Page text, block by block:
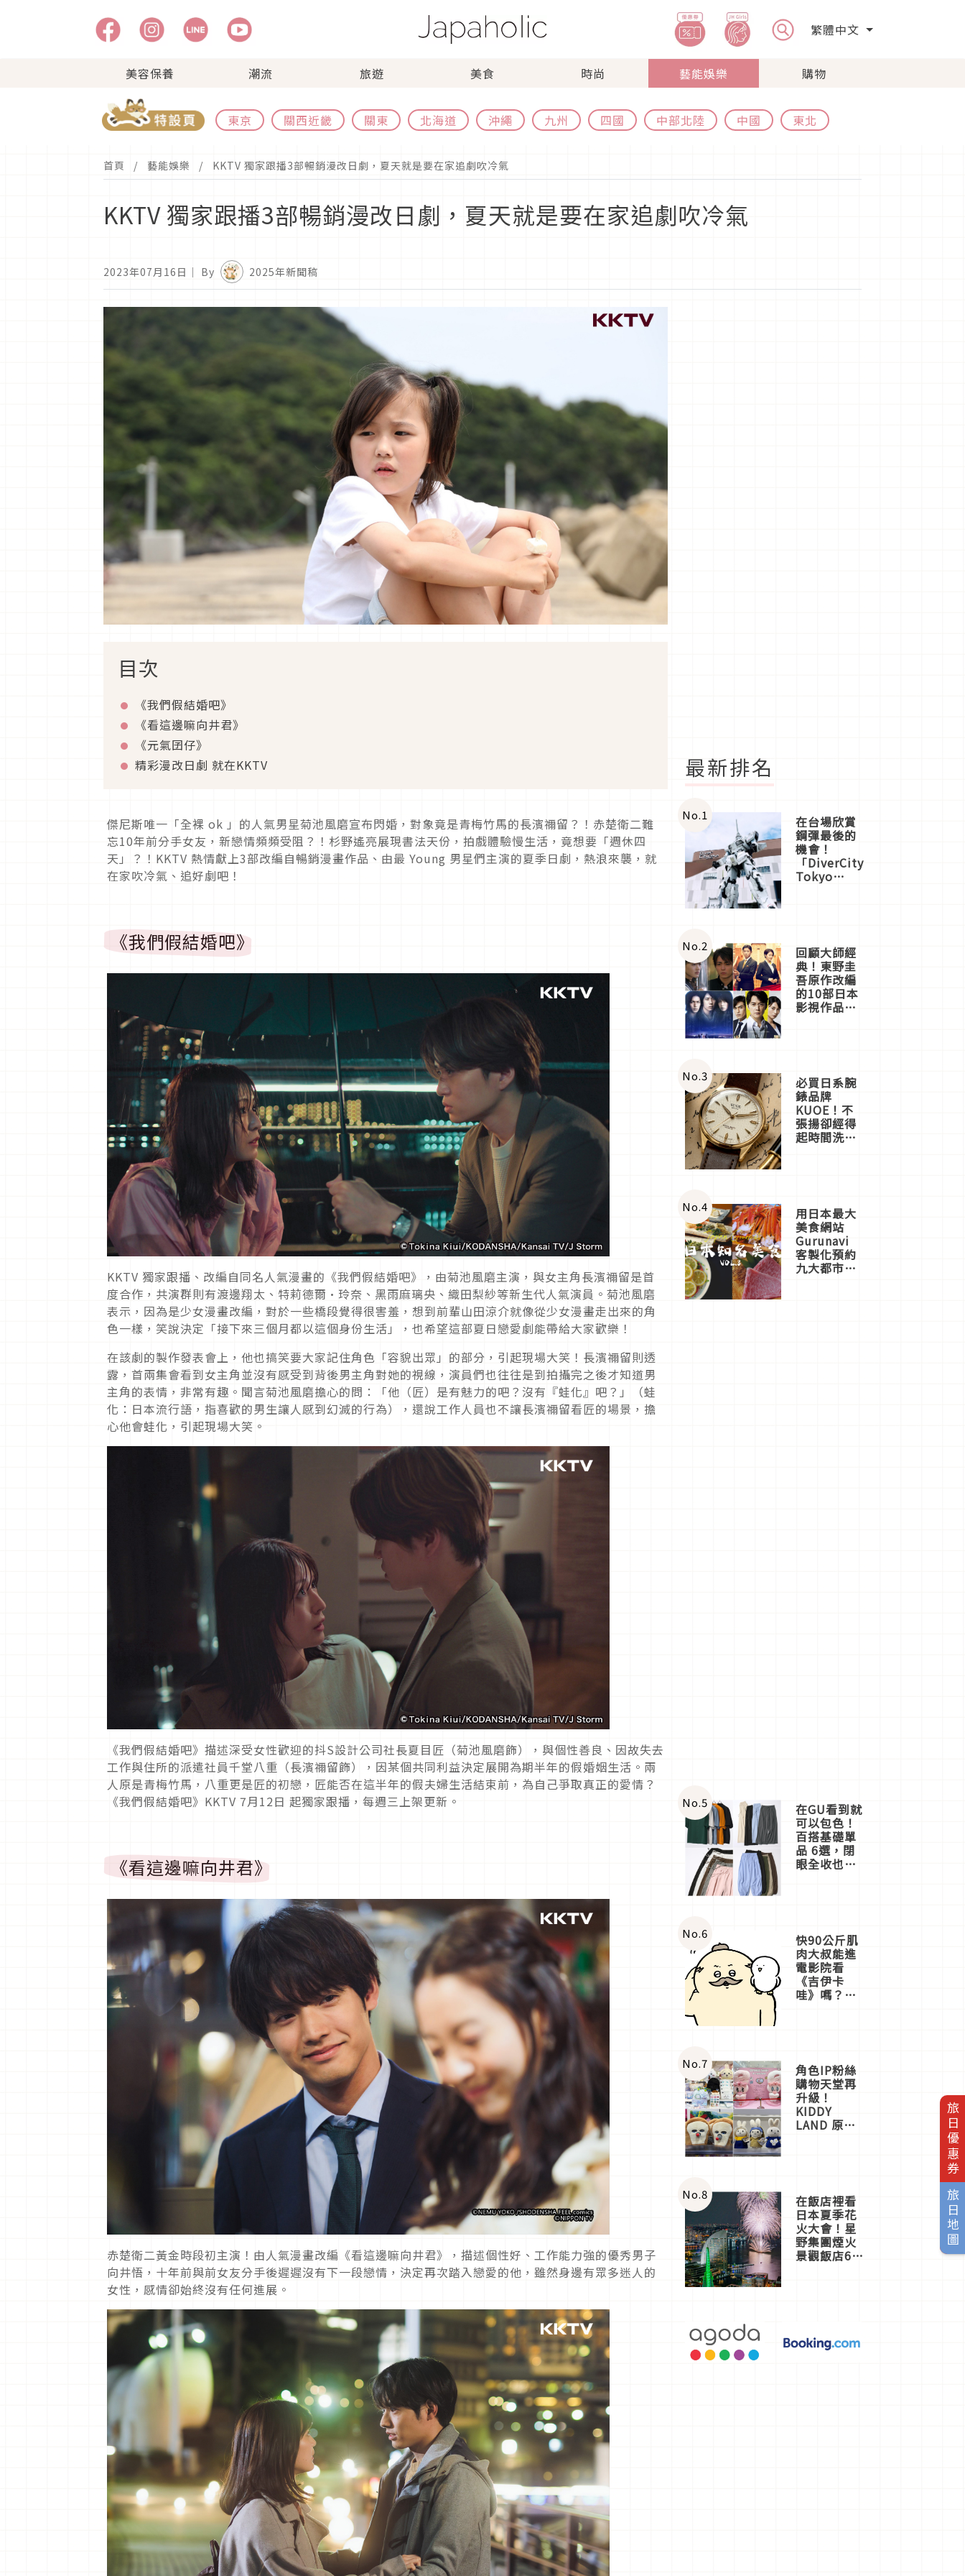
繁體中文
美容保養 潮流 旅遊 美食 時尚 藝能娛樂 購物
東京 關西近畿 關東 北海道 沖繩 九州 四國 中部北陸 中國 東北
旅日優惠券
旅日地圖
首頁 藝能娛樂 KKTV 獨家跟播3部暢銷漫改日劇，夏天就是要在家追劇吹冷氣
KKTV 獨家跟播3部暢銷漫改日劇，夏天就是要在家追劇吹冷氣
2023年07月16日 ｜ By 2025年新聞稿
目次
《我們假結婚吧》
《看這邊嘛向井君》
《元氣囝仔》
精彩漫改日劇 就在KKTV
傑尼斯唯一「全裸 ok 」的人氣男星菊池風磨宣布閃婚，對象竟是青梅竹馬的長濱禰留？！赤楚衛二難
忘10年前分手女友，新戀情頻頻受阻？！杉野遙亮展現書法天份，拍戲體驗慢生活，竟想要「週休四
天」？！KKTV 熱情獻上3部改編自暢銷漫畫作品、由最 Young 男星們主演的夏季日劇，熱浪來襲，就
在家吹冷氣、追好劇吧！
《我們假結婚吧》
KKTV 獨家跟播、改編自同名人氣漫畫的《我們假結婚吧》，由菊池風磨主演，與女主角長濱禰留是首
度合作，共演群則有渡邊翔太、特莉德爾·玲奈、黑雨麻璃央、織田梨紗等新生代人氣演員。菊池風磨
表示，因為是少女漫畫改編，對於一些橋段覺得很害羞，想到前輩山田涼介就像從少女漫畫走出來的角
色一樣，笑說決定「接下來三個月都以這個身份生活」，也希望這部夏日戀愛劇能帶給大家歡樂！
在該劇的製作發表會上，他也搞笑要大家記住角色「容貌出眾」的部分，引起現場大笑！長濱禰留則透
露，首兩集會看到女主角並沒有感受到背後男主角對她的視線，演員們也往往是到拍攝完之後才知道男
主角的表情，非常有趣。聞言菊池風磨擔心的問：「他（匠）是有魅力的吧？沒有『蛙化』吧？」（蛙
化：日本流行語，指喜歡的男生讓人感到幻滅的行為），還說工作人員也不讓長濱禰留看匠的場景，擔
心他會蛙化，引起現場大笑。
《我們假結婚吧》描述深受女性歡迎的抖S設計公司社長夏目匠（菊池風磨飾），與個性善良、因故失去
工作與住所的派遣社員千堂八重（長濱禰留飾），因某個共同利益決定展開為期半年的假婚姻生活。兩
人原是青梅竹馬，八重更是匠的初戀，匠能否在這半年的假夫婦生活結束前，為自己爭取真正的愛情？
《我們假結婚吧》KKTV 7月12日 起獨家跟播，每週三上架更新。
《看這邊嘛向井君》
赤楚衛二黃金時段初主演！由人氣漫畫改編《看這邊嘛向井君》，描述個性好、工作能力強的優秀男子
向井悟，十年前與前女友分手後遲遲沒有下一段戀情，決定再次踏入戀愛的他，雖然身邊有眾多迷人的
女性，感情卻始終沒有任何進展。
最新排名
No.1 在台場欣賞
鋼彈最後的
機會！
「DiverCity
Tokyo
體驗
No.2 回顧大師經
典！東野圭
吾原作改編
的10部日本
影視作品推
No.3 必買日系腕
錶品牌
KUOE！不
張揚卻經得
起時間洗鍊
No.4 用日本最大
美食網站
Gurunavi
客製化預約
九大都市餐
No.5 在GU看到就
可以包色！
百搭基礎單
品 6選，閉
眼全收也不
No.6 快90公斤肌
肉大叔能進
電影院看
《吉伊卡
哇》嗎？日
一同給出了
答案
No.7 角色IP粉絲
購物天堂再
升級！
KIDDY
LAND 原宿
店3分即達
No.8 在飯店裡看
日本夏季花
火大會！星
野集團煙火
景觀飯店6